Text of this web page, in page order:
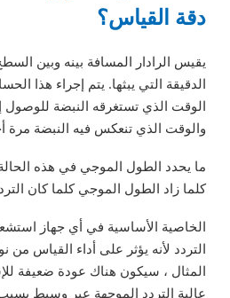
دقة القياس؟
يقيس الرادار المسافة بينه وبين
الدقيقة التي يبثها. يتم إجراء هذا
الوقت الذي تستغرقه النبضة
والوقت الذي تنعكس فيه النبضة مرة
ما يحدد الطول الموجي في هذه الحالة
كلما زاد الطول الموجي كلما كان
الخاصية الأساسية في أي جهاز
التردد لأنه يؤثر على أداء القياس
المثال ، سيكون هناك عودة ضعيفة
عالية التردد الموجهة عبر وسيط